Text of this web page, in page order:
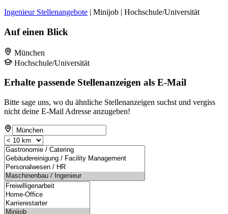
Ingenieur Stellenangebote | Minijob | Hochschule/Universität
Auf einen Blick
München
Hochschule/Universität
Erhalte passende Stellenanzeigen als E-Mail
Bitte sage uns, wo du ähnliche Stellenanzeigen suchst und vergiss
nicht deine E-Mail Adresse anzugeben!